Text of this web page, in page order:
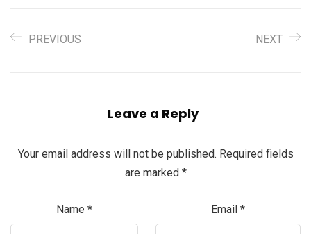
PREVIOUS NEXT
Leave a Reply
Your email address will not be published. Required fields
are marked *
Name * Email *